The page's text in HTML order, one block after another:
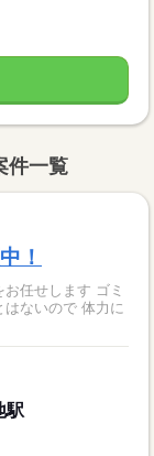
件一覧
！
任せします ゴミ
はないので 体力に
駅